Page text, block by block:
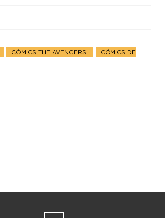
CÓMICS THE AVENGERS CÓMICS DE